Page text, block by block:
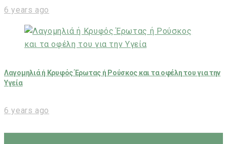
6 years ago
Λαγομηλιά ή Κρυφός Έρωτας ή Ρούσκος και τα οφέλη του για την
Υγεία
6 years ago